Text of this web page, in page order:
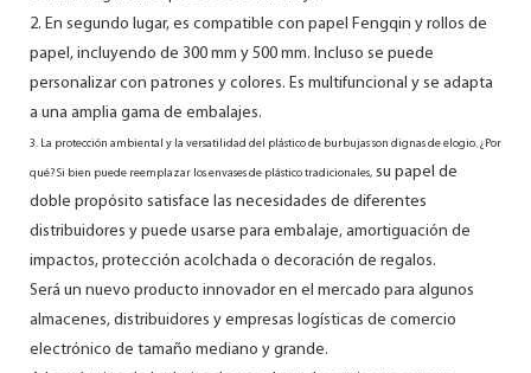
2. En segundo lugar, es compatible con papel Fengqin y rollos de
papel, incluyendo de 300 mm y 500 mm. Incluso se puede
personalizar con patrones y colores. Es multifuncional y se adapta
a una amplia gama de embalajes.
3. La protección ambiental y la versatilidad del plástico de burbujas son dignas de elogio. ¿Por
qué? Si bien puede reemplazar los envases de plástico tradicionales, su papel de
doble propósito satisface las necesidades de diferentes
distribuidores y puede usarse para embalaje, amortiguación de
impactos, protección acolchada o decoración de regalos.
Será un nuevo producto innovador en el mercado para algunos
almacenes, distribuidores y empresas logísticas de comercio
electrónico de tamaño mediano y grande.